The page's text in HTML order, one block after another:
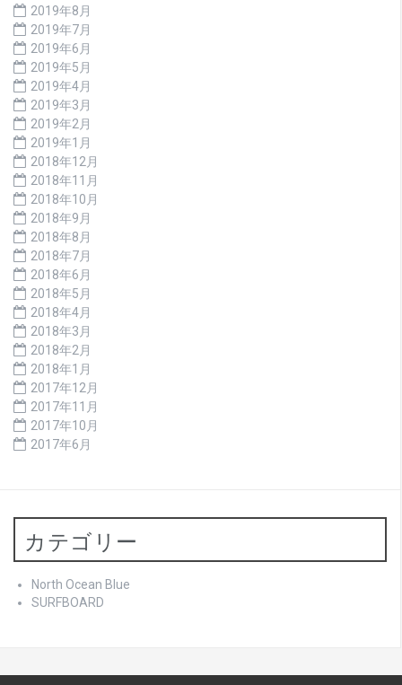
2019年8月
2019年7月
2019年6月
2019年5月
2019年4月
2019年3月
2019年2月
2019年1月
2018年12月
2018年11月
2018年10月
2018年9月
2018年8月
2018年7月
2018年6月
2018年5月
2018年4月
2018年3月
2018年2月
2018年1月
2017年12月
2017年11月
2017年10月
2017年6月
カテゴリー
North Ocean Blue
SURFBOARD